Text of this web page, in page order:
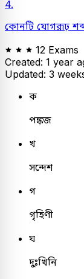
4.
কোনটি যোগরূঢ়
12 Exams
Created: 1 year
Updated: 3
ক
পঙ্কজ
খ
সন্দেশ
গ
গৃহিণী
ঘ
দুঃখিনি